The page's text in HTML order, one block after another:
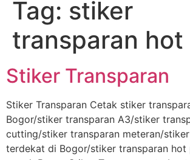
Tag: stiker
transparan
Stiker Transparan
Stiker Transparan Cetak stiker
Bogor/stiker transparan A3/stiker
cutting/stiker transparan meteran/
terdekat di Bogor/stiker transparan